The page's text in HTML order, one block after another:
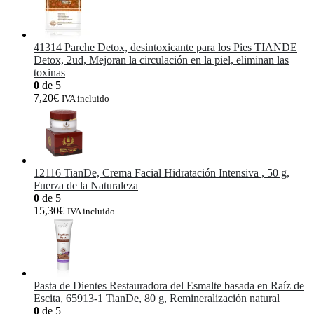
41314 Parche Detox, desintoxicante para los Pies TIANDE
Detox, 2ud, Mejoran la circulación en la piel, eliminan las
toxinas
0 de 5
7,20€ IVA incluido
12116 TianDe, Crema Facial Hidratación Intensiva , 50 g,
Fuerza de la Naturaleza
0 de 5
15,30€ IVA incluido
Pasta de Dientes Restauradora del Esmalte basada en Raíz de
Escita, 65913-1 TianDe, 80 g, Remineralización natural
0 de 5